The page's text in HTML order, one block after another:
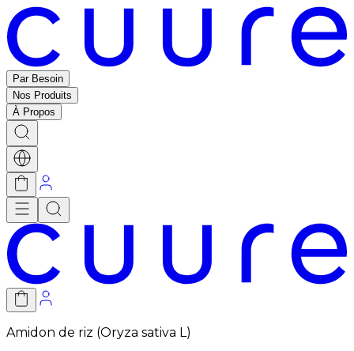
Par Besoin
Nos Produits
À Propos
Amidon de riz (Oryza sativa L)